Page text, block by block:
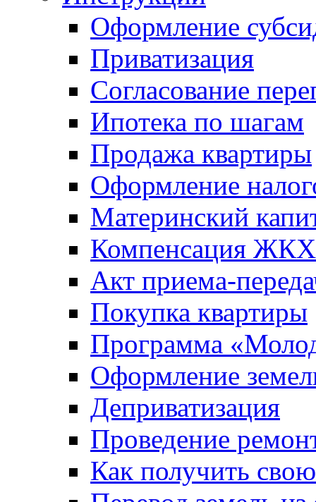
Оформление
Приватизация
Согласование
Ипотека по шагам
Продажа квартиры
Оформление
Материнский
Компенсация ЖКХ
Акт приема-
Покупка квартиры
Программа
Оформление
Деприватизация
Проведение
Как получить